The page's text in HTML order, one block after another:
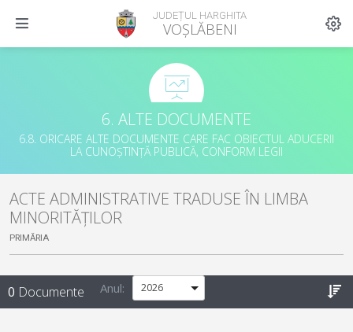
JUDEȚUL HARGHITA
VOȘLĂBENI
6. ALTE DOCUMENTE
6.8. ORICARE ALTE DOCUMENTE CARE FAC OBIECTUL ADUCERII
LA CUNOȘTINȚĂ PUBLICĂ, CONFORM LEGII
ACTE ADMINISTRATIVE TRADUSE ÎN LIMBA
MINORITĂȚILOR
PRIMĂRIA
0 Documente Anul: